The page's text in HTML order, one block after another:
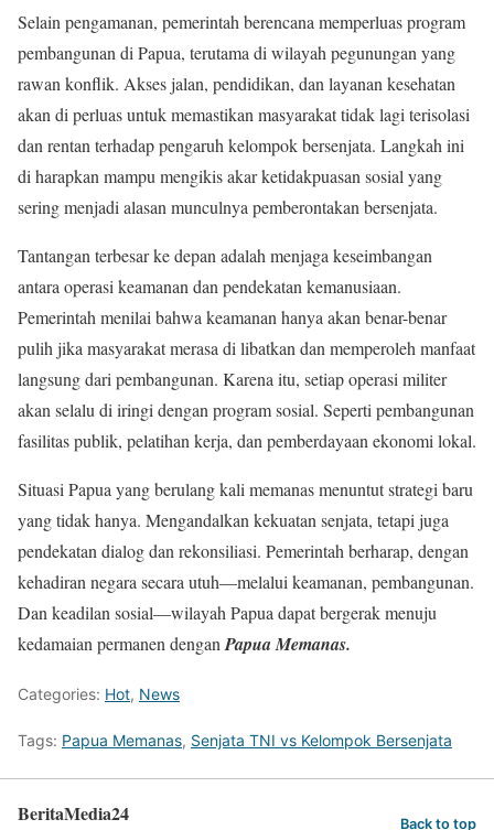
Selain pengamanan, pemerintah berencana memperluas program
pembangunan di Papua, terutama di wilayah pegunungan yang
rawan konflik. Akses jalan, pendidikan, dan layanan kesehatan
akan di perluas untuk memastikan masyarakat tidak lagi terisolasi
dan rentan terhadap pengaruh kelompok bersenjata. Langkah ini
di harapkan mampu mengikis akar ketidakpuasan sosial yang
sering menjadi alasan munculnya pemberontakan bersenjata.
Tantangan terbesar ke depan adalah menjaga keseimbangan
antara operasi keamanan dan pendekatan kemanusiaan.
Pemerintah menilai bahwa keamanan hanya akan benar-benar
pulih jika masyarakat merasa di libatkan dan memperoleh manfaat
langsung dari pembangunan. Karena itu, setiap operasi militer
akan selalu di iringi dengan program sosial. Seperti pembangunan
fasilitas publik, pelatihan kerja, dan pemberdayaan ekonomi lokal.
Situasi Papua yang berulang kali memanas menuntut strategi baru
yang tidak hanya. Mengandalkan kekuatan senjata, tetapi juga
pendekatan dialog dan rekonsiliasi. Pemerintah berharap, dengan
kehadiran negara secara utuh—melalui keamanan, pembangunan.
Dan keadilan sosial—wilayah Papua dapat bergerak menuju
kedamaian permanen dengan Papua Memanas.
Categories: Hot, News
Tags: Papua Memanas, Senjata TNI vs Kelompok Bersenjata
BeritaMedia24 Back to top